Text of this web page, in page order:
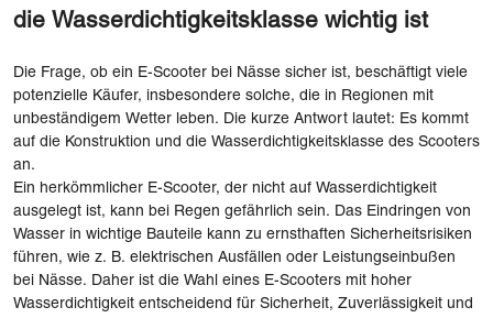
die Wasserdichtigkeitsklasse wichtig ist
Die Frage, ob ein E-Scooter bei Nässe sicher ist, beschäftigt viele
potenzielle Käufer, insbesondere solche, die in Regionen mit
unbeständigem Wetter leben. Die kurze Antwort lautet: Es kommt
auf die Konstruktion und die Wasserdichtigkeitsklasse des Scooters
an.
Ein herkömmlicher E-Scooter, der nicht auf Wasserdichtigkeit
ausgelegt ist, kann bei Regen gefährlich sein. Das Eindringen von
Wasser in wichtige Bauteile kann zu ernsthaften Sicherheitsrisiken
führen, wie z. B. elektrischen Ausfällen oder Leistungseinbußen
bei Nässe. Daher ist die Wahl eines E-Scooters mit hoher
Wasserdichtigkeit entscheidend für Sicherheit, Zuverlässigkeit und